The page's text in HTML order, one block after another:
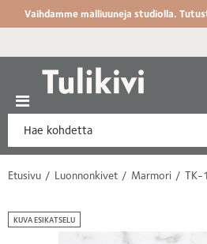
Vaihdamme malliuuneja studiolla.
Etusivu Luonnonkivet Marmori TK-
KUVA ESIKATSELU